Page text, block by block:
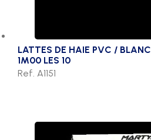
LATTES DE HAIE PVC / BLANC
1M00 LES 10
Ref. A1151